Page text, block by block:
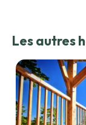
Les autres